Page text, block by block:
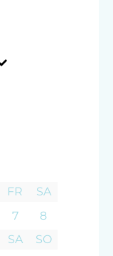
FR
7
SA
8
SA
SO